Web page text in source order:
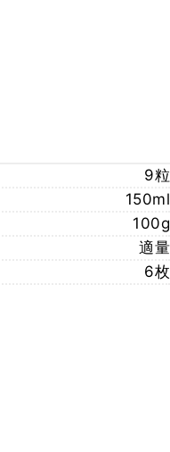
9粒
150ml
100g
適量
6枚